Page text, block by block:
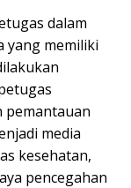
dalam
yang memiliki
pemantauan
media
kesehatan,
pencegahan